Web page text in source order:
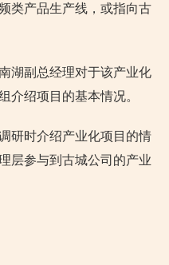
类产品生产线，或指向古
湖副总经理对于该产业化
介绍项目的基本情况。
研时介绍产业化项目的情
层参与到古城公司的产业